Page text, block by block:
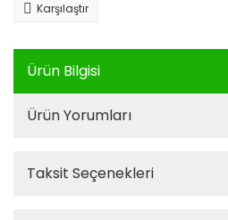
Karşılaştır
Ürün Bilgisi
Ürün Yorumları
Taksit Seçenekleri